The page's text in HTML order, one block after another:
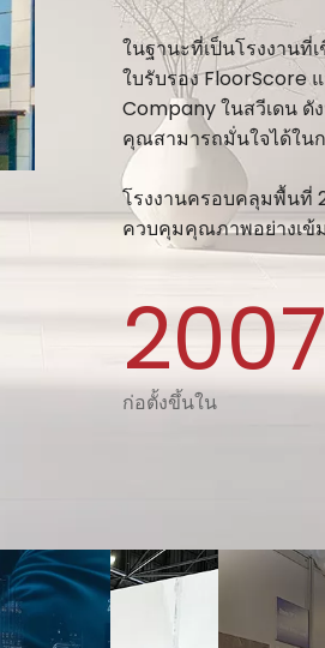
ในฐานะที่เป็นโรงงานที่
ใบรับรอง FloorScore
Company ในสวีเดน
คุณสามารถมั่นใจได้ใน
โรงงานครอบคลุมพื้นที่
ควบคุมคุณภาพอย่างเข้
2007
ก่อตั้งขึ้นใน